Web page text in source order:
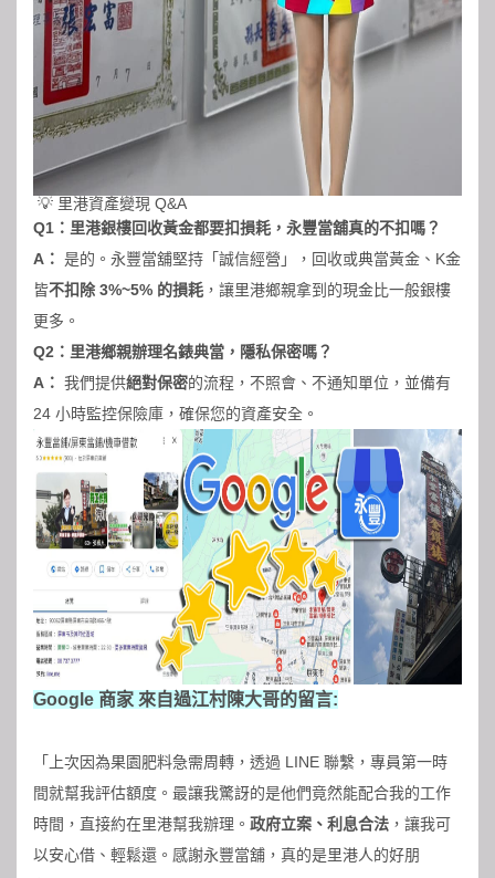
💡 里港資產變現 Q&A
Q1：里港銀樓回收黃金都要扣損耗，永豐當舖真的不扣嗎？
A： 是的。永豐當舖堅持「誠信經營」，回收或典當黃金、K金
皆不扣除 3%~5% 的損耗 ，讓里港鄉親拿到的現金比一般銀樓
更多。
Q2：里港鄉親辦理名錶典當，隱私保密嗎？
A： 我們提供絕對保密的流程，不照會、不通知單位，並備有
24 小時監控保險庫，確保您的資產安全。
Google 商家 來自過江村陳大哥的留言:
「上次因為果園肥料急需周轉，透過 LINE 聯繫，專員第一時
間就幫我評估額度。最讓我驚訝的是他們竟然能配合我的工作
時間，直接約在里港幫我辦理。 政府立案、利息合法 ，讓我可
以安心借、輕鬆還。感謝永豐當舖 ，真的是里港人的好朋